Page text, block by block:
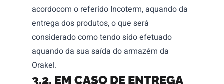
acordocom o referido Incoterm, aquando da
entrega dos produtos, o que será
considerado como tendo sido efetuado
aquando da sua saída do armazém da
Orakel.
3.2. EM CASO DE ENTREGA